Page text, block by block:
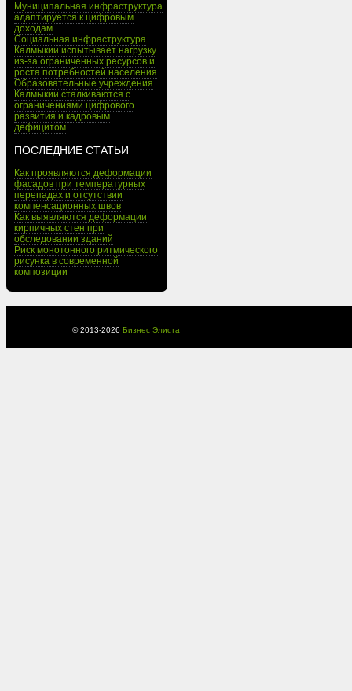
Муниципальная инфраструктура
адаптируется к цифровым
доходам
Социальная инфраструктура
Калмыкии испытывает нагрузку
из-за ограниченных ресурсов и
роста потребностей населения
Образовательные учреждения
Калмыкии сталкиваются с
ограничениями цифрового
развития и кадровым
дефицитом
ПОСЛЕДНИЕ СТАТЬИ
Как проявляются деформации
фасадов при температурных
перепадах и отсутствии
компенсационных швов
Как выявляются деформации
кирпичных стен при
обследовании зданий
Риск монотонного ритмического
рисунка в современной
композиции
© 2013-2026 Бизнес Элиста